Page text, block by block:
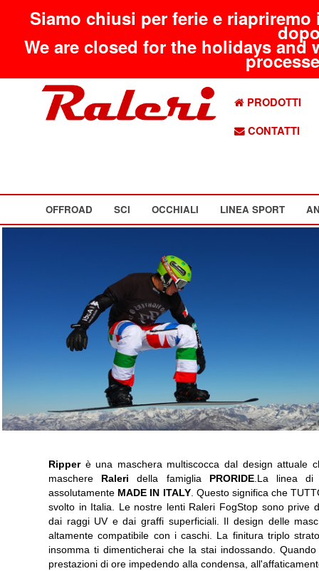
Siamo chiusi per ferie e
We are closed for the holidays
PRODOTTI
CONTATTI
OFFROAD SCI OCCHIALI LINEA SPORT
Ripper è una maschera multiscocca dal design attuale
maschere Raleri della famiglia PRORIDE.La linea di
assolutamente MADE IN ITALY. Questo significa che
svolto in Italia. Le nostre lenti Raleri FogStop sono prive
dai raggi UV e dai graffi superficiali. Il design delle
altamente compatibile con i caschi. La finitura triplo
insomma ti dimenticherai che la stai indossando.
prestazioni di ore impedendo alla condensa,